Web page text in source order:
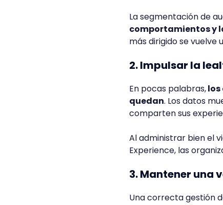
La segmentación de
comportamientos y
más dirigido se vuelve
2. Impulsar la
En pocas palabras,los
quedan. Los datos
comparten sus
Al administrar bien el
Experience, las
3. Mantener una
Una correcta gestión